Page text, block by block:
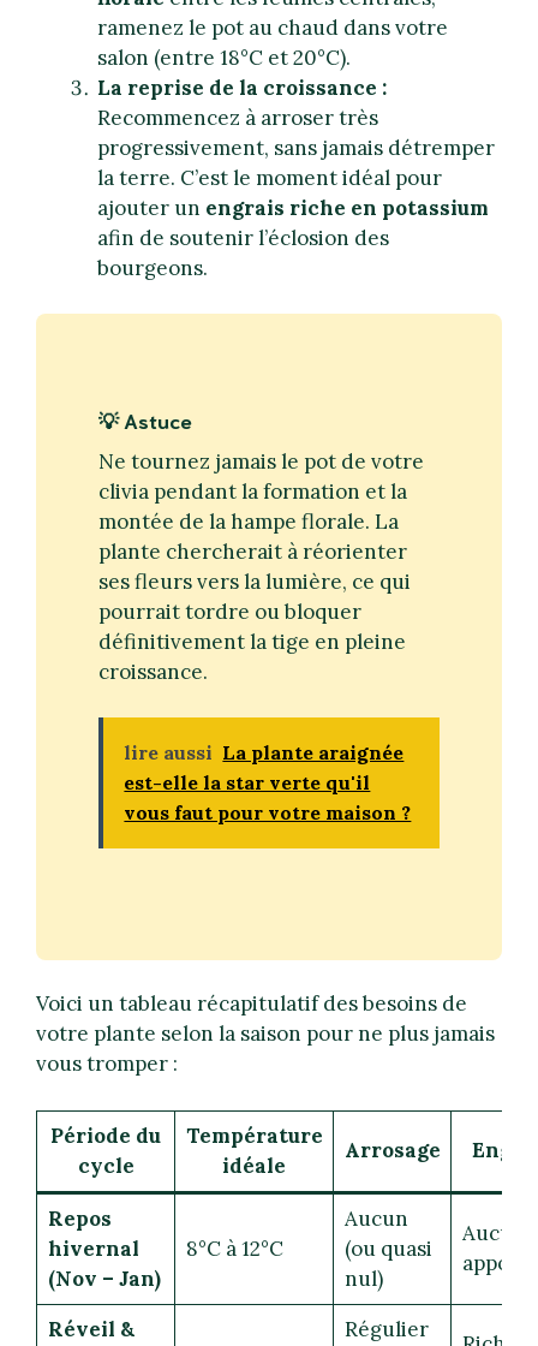
ramenez le pot au chaud dans votre
salon (entre 18°C et 20°C).
La reprise de la croissance :
Recommencez à arroser très
progressivement, sans jamais détremper
la terre. C’est le moment idéal pour
ajouter un engrais riche en potassium
afin de soutenir l’éclosion des
bourgeons.
💡 Astuce
Ne tournez jamais le pot de votre
clivia pendant la formation et la
montée de la hampe florale. La
plante chercherait à réorienter
ses fleurs vers la lumière, ce qui
pourrait tordre ou bloquer
définitivement la tige en pleine
croissance.
lire aussi La plante araignée
est-elle la star verte qu'il
vous faut pour votre maison ?
Voici un tableau récapitulatif des besoins de
votre plante selon la saison pour ne plus jamais
vous tromper :
Période du
cycle
Température
idéale
Arrosage
Repos
hivernal
(Nov – Jan)
8°C à 12°C
Aucun
(ou quasi
nul)
Aucun
apport
Réveil &
Régulier